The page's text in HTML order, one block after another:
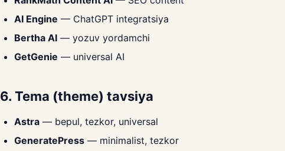
AI Engine — ChatGPT integratsiya
Bertha AI — yozuv yordamchi
GetGenie — universal AI
6. Tema (theme) tavsiya
Astra — bepul, tezkor, universal
GeneratePress — minimalist, tezkor